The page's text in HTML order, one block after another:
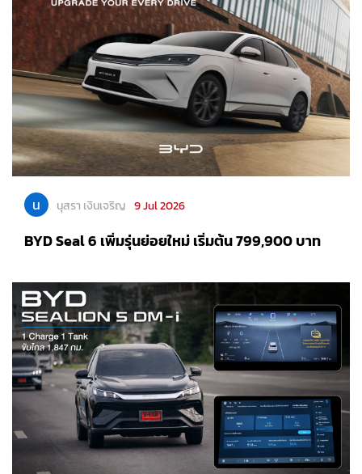
น นุสรา เงินเจริญ 9 Jul 2026
BYD Seal 6 เพิ่มรุ่นย่อยใหม่ เริ่มต้น 799,900 บาท